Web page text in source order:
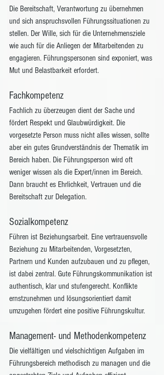
Die Bereitschaft, Verantwortung zu übernehmen
und sich anspruchsvollen Führungssituationen zu
stellen. Der Wille, sich für die Unternehmensziele
wie auch für die Anliegen der Mitarbeitenden zu
engagieren. Führungspersonen sind exponiert, was
Mut und Belastbarkeit erfordert.
Fachkompetenz
Fachlich zu überzeugen dient der Sache und
fördert Respekt und Glaubwürdigkeit. Die
vorgesetzte Person muss nicht alles wissen, sollte
aber ein gutes Grundverständnis der Thematik im
Bereich haben. Die Führungsperson wird oft
weniger wissen als die Expert/innen im Bereich.
Dann braucht es Ehrlichkeit, Vertrauen und die
Bereitschaft zur Delegation.
Sozialkompetenz
Führen ist Beziehungsarbeit. Eine vertrauensvolle
Beziehung zu Mitarbeitenden, Vorgesetzten,
Partnern und Kunden aufzubauen und zu pflegen,
ist dabei zentral. Gute Führungskommunikation ist
authentisch, klar und stufengerecht. Konflikte
ernstzunehmen und lösungsorientiert damit
umzugehen fördert eine positive Führungskultur.
Management- und Methodenkompetenz
Die vielfältigen und vielschichtigen Aufgaben im
Führungsbereich methodisch zu managen und die